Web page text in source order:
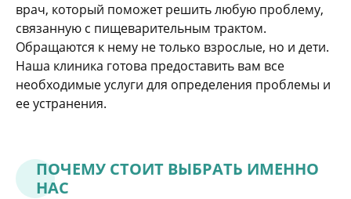
врач, который поможет решить любую проблему,
связанную с пищеварительным трактом.
Обращаются к нему не только взрослые, но и дети.
Наша клиника готова предоставить вам все
необходимые услуги для определения проблемы и
ее устранения.
ПОЧЕМУ СТОИТ ВЫБРАТЬ ИМЕННО
НАС